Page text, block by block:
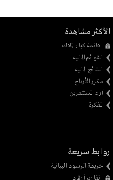
الأكثر مشاهدة
قائمة كبار الملاك
القوائم المالية
النتائج المالية
مكرر الأرباح
آراء المستثمرين
المفكرة
روابط سريعة
خريطة الرسوم البيانية
تقارير أرقام